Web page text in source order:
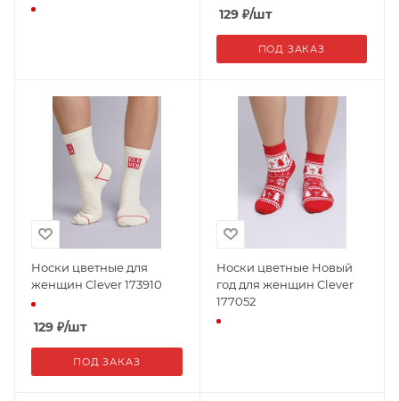
129₽/шт
ПОД ЗАКАЗ
Носки цветные для
женщин Clever 173910
129 ₽/шт
ПОД ЗАКАЗ
Носки цветные Новый
год для женщин Clever
177052